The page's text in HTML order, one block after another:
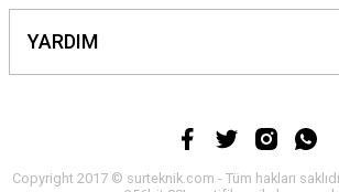
YARDIM
Copyright 2017 © surteknik.com - Tüm hakları